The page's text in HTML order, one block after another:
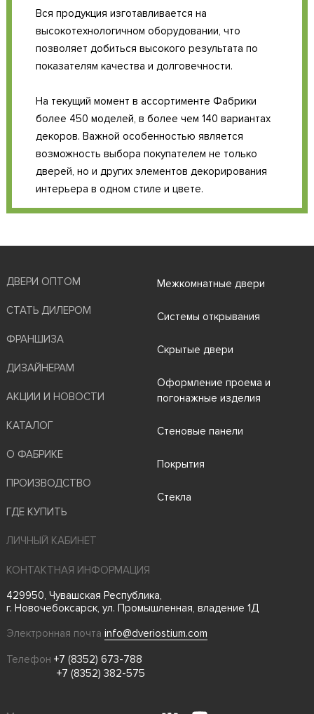
Вся продукция изготавливается на
высокотехнологичном оборудовании, что
позволяет добиться высокого результата по
показателям качества и долговечности.
На текущий момент в ассортименте Фабрики
более 450 моделей, в более чем 140 вариантах
декоров. Важной особенностью является
возможность выбора покупателем не только
дверей, но и других элементов декорирования
интерьера в одном стиле и цвете.
ДВЕРИ ОПТОМ
СТАТЬ ДИЛЕРОМ
ФРАНШИЗА
ДИЗАЙНЕРАМ
АКЦИИ И НОВОСТИ
КАТАЛОГ
О ФАБРИКЕ
ПРОИЗВОДСТВО
ГДЕ КУПИТЬ
Межкомнатные двери
Системы открывания
Скрытые двери
Оформление проема и
погонажные изделия
Стеновые панели
Покрытия
Стекла
ЛИЧНЫЙ КАБИНЕТ
КОНТАКТНАЯ ИНФОРМАЦИЯ
429950, Чувашская Республика,
г. Новочебоксарск, ул. Промышленная, владение 1Д
Электронная почта info@dveriostium.com
Телефон +7 (8352) 673-788
+7 (8352) 382-575